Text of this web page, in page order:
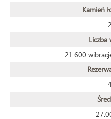
Kamień
Liczba
21 600